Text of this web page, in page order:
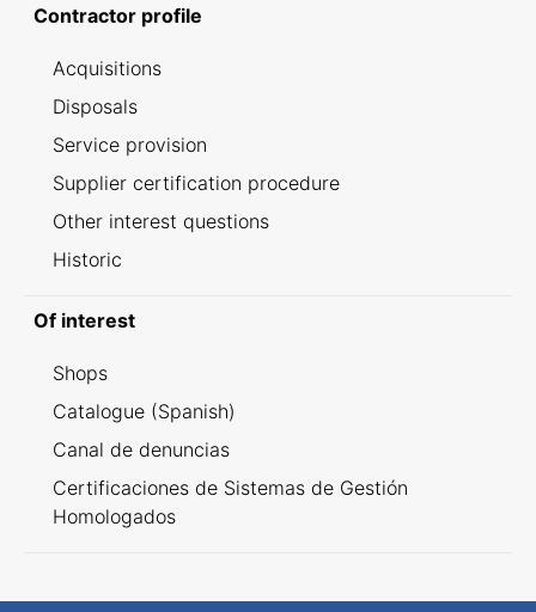
Contractor profile
Acquisitions
Disposals
Service provision
Supplier certification procedure
Other interest questions
Historic
Of interest
Shops
Catalogue (Spanish)
Canal de denuncias
Certificaciones de Sistemas de Gestión
Homologados